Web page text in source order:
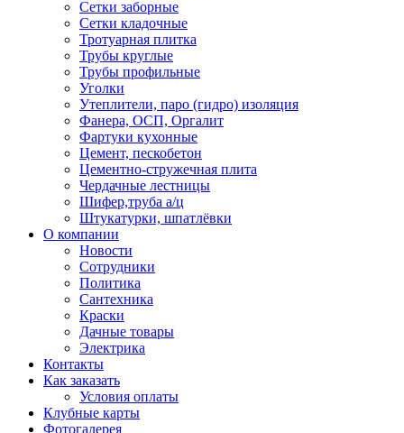
Сетки заборные
Сетки кладочные
Тротуарная плитка
Трубы круглые
Трубы профильные
Уголки
Утеплители, паро (гидро) изоляция
Фанера, ОСП, Оргалит
Фартуки кухонные
Цемент, пескобетон
Цементно-стружечная плита
Чердачные лестницы
Шифер,труба а/ц
Штукатурки, шпатлёвки
О компании
Новости
Сотрудники
Политика
Сантехника
Краски
Дачные товары
Электрика
Контакты
Как заказать
Условия оплаты
Клубные карты
Фотогалерея